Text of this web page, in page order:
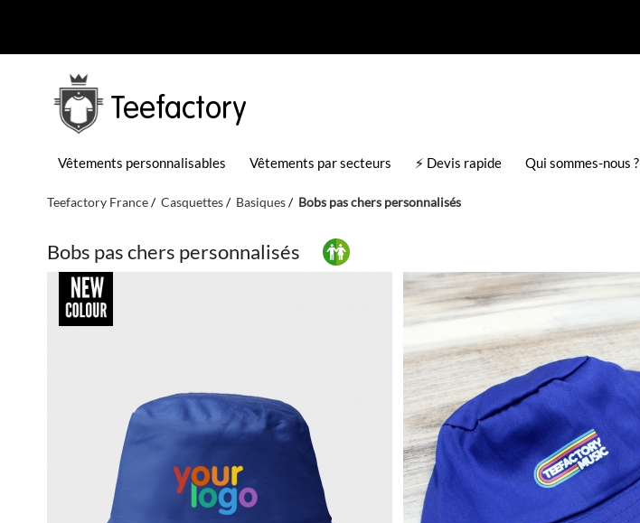
Teefactory
Vêtements personnalisables Vêtements par secteurs ⚡ Devis rapide Qui sommes-nous ?
Teefactory France Casquettes Basiques Bobs pas chers personnalisés
Bobs pas chers personnalisés